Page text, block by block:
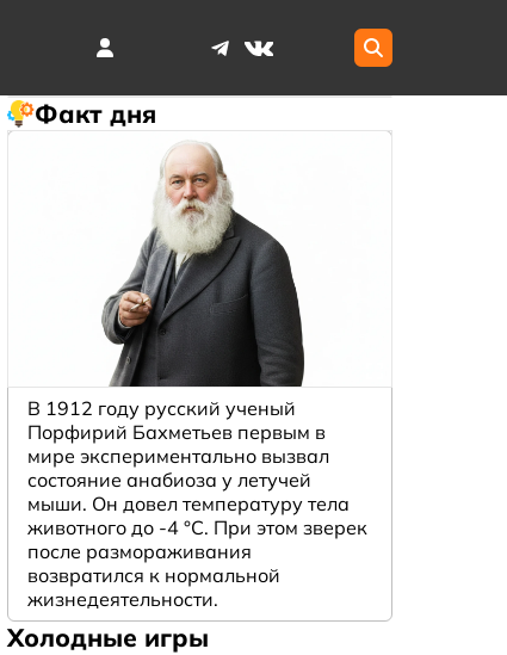
Факт дня
В 1912 году русский ученый
Порфирий Бахметьев первым в
мире экспериментально вызвал
состояние анабиоза у летучей
мыши. Он довел температуру тела
животного до -4 °C. При этом зверек
после размораживания
возвратился к нормальной
жизнедеятельности.
Холодные игры